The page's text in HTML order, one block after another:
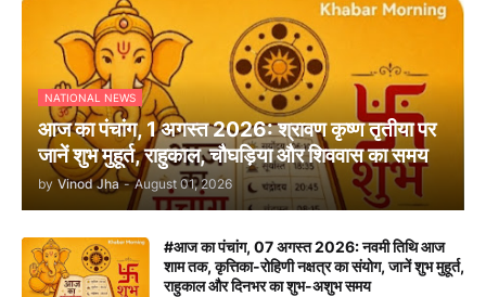
NATIONAL NEWS
आज का पंचांग, 1 अगस्त 2026: श्रावण कृष्ण तृतीया पर
जानें शुभ मुहूर्त, राहुकाल, चौघड़िया और शिववास का समय
by Vinod Jha - August 01, 2026
#आज का पंचांग, 07 अगस्त 2026: नवमी तिथि आज
शाम तक, कृत्तिका-रोहिणी नक्षत्र का संयोग, जानें शुभ मुहूर्त,
राहुकाल और दिनभर का शुभ-अशुभ समय